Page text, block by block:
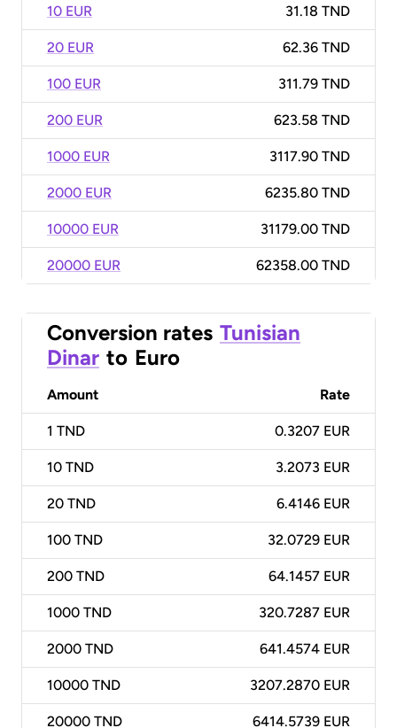
10 EUR 31.18 TND
20 EUR 62.36 TND
100 EUR 311.79 TND
200 EUR 623.58 TND
1000 EUR 3117.90 TND
2000 EUR 6235.80 TND
10000 EUR 31179.00 TND
20000 EUR 62358.00 TND
Conversion rates Tunisian
Dinar to Euro
Amount Rate
1 TND 0.3207 EUR
10 TND 3.2073 EUR
20 TND 6.4146 EUR
100 TND 32.0729 EUR
200 TND 64.1457 EUR
1000 TND 320.7287 EUR
2000 TND 641.4574 EUR
10000 TND 3207.2870 EUR
20000 TND 6414.5739 EUR